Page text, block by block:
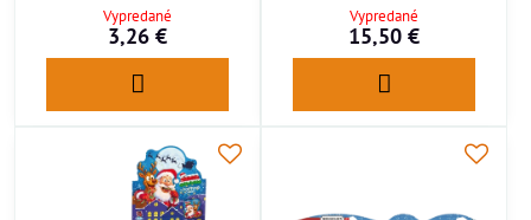
Vypredané
3,26 €
Vypredané
15,50 €